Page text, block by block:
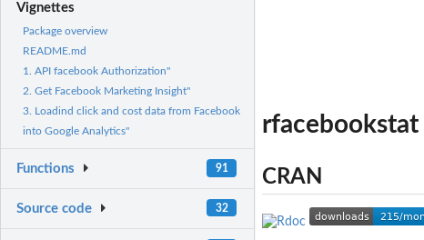
Vignettes
Package overview
README.md
1. API facebook Authorization"
2. Get Facebook Marketing Insight"
3. Loadind click and cost data from Facebook
into Google Analytics"
Functions 91
Source code 32
rfacebookstat
CRAN